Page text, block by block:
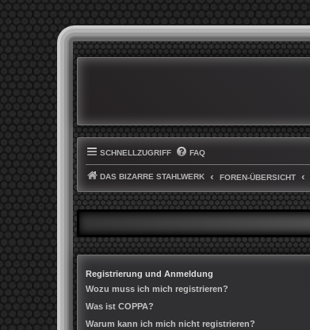
SCHNELLZUGRIFF FAQ
DAS BIZARRE STAHLWERK FOREN-ÜBERSICHT
Registrierung und Anmeldung
Wozu muss ich mich registrieren?
Was ist COPPA?
Warum kann ich mich nicht registrieren?